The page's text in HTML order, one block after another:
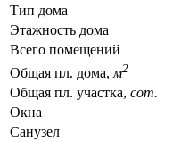
Тип дома
Этажность дома
Всего помещений
Общая пл. дома, м2
Общая пл. участка, сот.
Окна
Санузел